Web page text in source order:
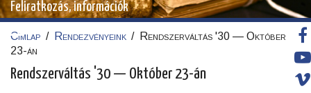
Feliratkozás, információk
Morzsa
Címlap / Rendezvényeink /
Rendszerváltás '30 — Október
23-án
Rendszerváltás '30 — Október 23-án